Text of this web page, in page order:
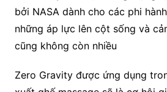
bởi NASA dành cho các phi
những áp lực lên cột sống và
cũng không còn nhiều
Zero Gravity được ứng dụng